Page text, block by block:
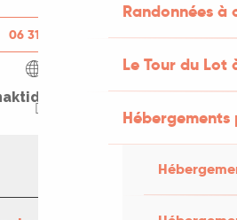
Randonnées
Le Tour du Lot
06 31 63 52